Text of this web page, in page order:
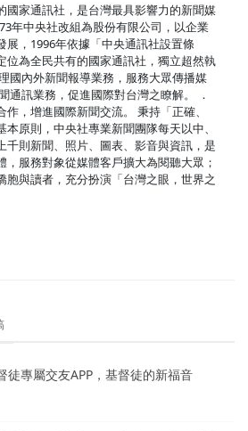
國家通訊社，是台灣最具影響力的新聞媒
年中央社改組為股份有限公司，以企業
展，1996年依據「中央通訊社設置條
位為全民共有的國家通訊社，獨立超然執
國內外新聞報導業務，服務大眾傳播媒
通訊業務，促進國際對台灣之瞭解。 ．
，增進國際新聞交流。 秉持「正確、
原則，中央社專業新聞團隊每天以中、
千則新聞、照片、圖表、影音與資訊，是
，服務對象從媒體客戶擴大為閱聽大眾；
胞與讀者，充分扮演「台灣之眼，世界之
徒專屬交友APP，基督徒的新福音